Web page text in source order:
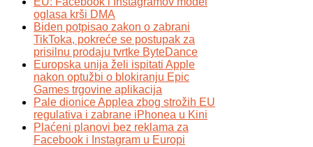
oglasa krši DMA
Biden potpisao zakon o zabrani
TikToka, pokreće se postupak za
prisilnu prodaju tvrtke ByteDance
Europska unija želi ispitati Apple
nakon optužbi o blokiranju Epic
Games trgovine aplikacija
Pale dionice Applea zbog strožih EU
regulativa i zabrane iPhonea u Kini
Plaćeni planovi bez reklama za
Facebook i Instagram u Europi